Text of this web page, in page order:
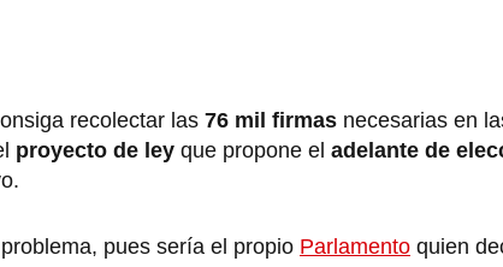
recolectar las 76 mil firmas necesarias en
proyecto de ley que propone el adelante de
pues sería el propio Parlamento quien